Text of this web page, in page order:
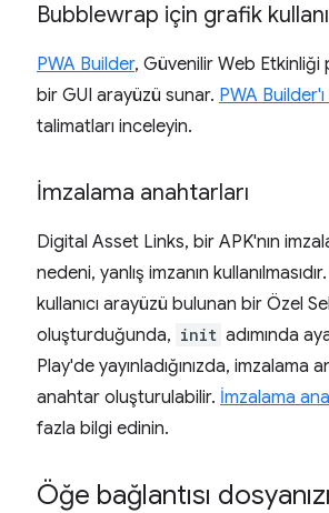
Bubblewrap için grafik
PWA Builder, Güvenilir Web Etkinliği
bir GUI arayüzü sunar. PWA
talimatları inceleyin.
İmzalama anahtarları
Digital Asset Links, bir APK'nın
nedeni, yanlış imzanın
kullanıcı arayüzü bulunan bir Özel
oluşturduğunda, init adımında
Play'de yayınladığınızda, imzalama
anahtar oluşturulabilir. İmzalama
fazla bilgi edinin.
Öğe bağlantısı